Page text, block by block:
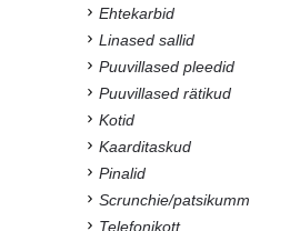
Ehtekarbid
Linased sallid
Puuvillased pleedid
Puuvillased rätikud
Kotid
Kaarditaskud
Pinalid
Scrunchie/patsikumm
Telefonikott